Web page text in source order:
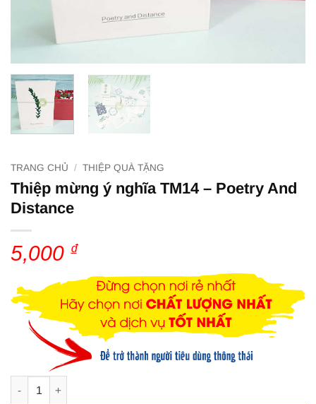
TRANG CHỦ / THIỆP QUÀ TẶNG
Thiệp mừng ý nghĩa TM14 – Poetry And
Distance
5,000 ₫